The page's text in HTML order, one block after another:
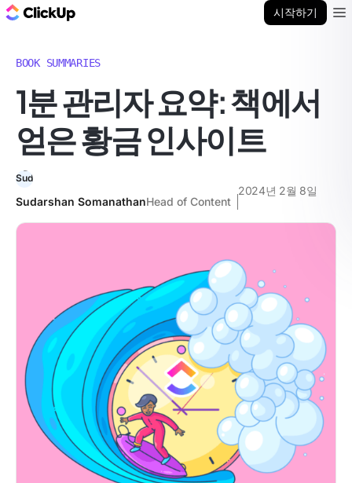
시작하기
BOOK SUMMARIES
1분 관리자 요약: 책에서
얻은 황금 인사이트
Sudarshan SomanathanHead of Content
2024년 2월 8일